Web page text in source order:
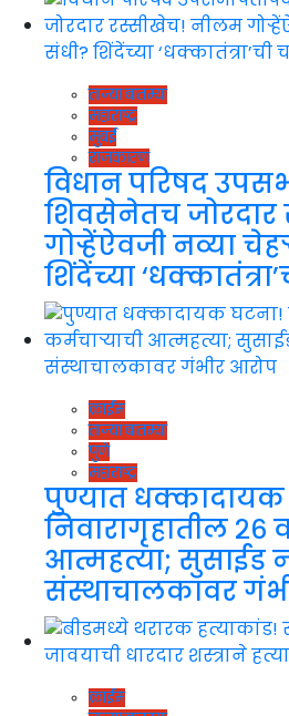
ताज्या बातम्या
महाराष्ट्र
मुंबई
राजकारण
विधान परिषद
शिवसेनेतच
गोऱ्हेंऐवजी नव्या
शिंदेंच्या
क्राईम
ताज्या बातम्या
पुणे
महाराष्ट्र
पुण्यात धक्कादायक
निवारागृहातील २६
आत्महत्या; सुसाईड
संस्थाचालकावर
क्राईम